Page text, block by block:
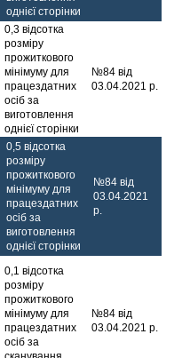
однієї сторінки
0,3 відсотка
розміру
прожиткового
мінімуму для
працездатних
осіб за
виготовлення
однієї сторінки
№84 від
03.04.2021 р.
0,5 відсотка
розміру
прожиткового
мінімуму для
працездатних
осіб за
виготовлення
однієї сторінки
№84 від
03.04.2021
р.
0,1 відсотка
розміру
прожиткового
мінімуму для
працездатних
осіб за
№84 від
03.04.2021 р.